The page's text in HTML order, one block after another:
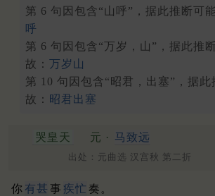
第 6 句因包含“山呼”，据此推断可
呼
第 6 句因包含“万岁，山”，据此推
故： 万岁山
第 10 句因包含“昭君，出塞”，据
故： 昭君出塞
哭皇天 元 · 马致远
出处：元曲选 汉宫秋 第二折
你 有甚 事 疾忙 奏。